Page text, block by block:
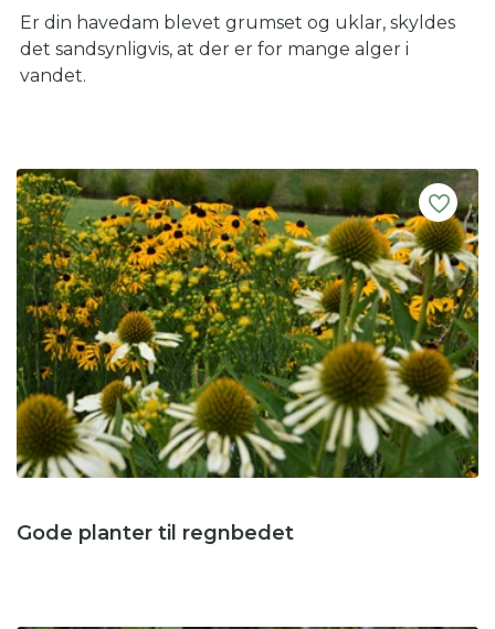
Er din havedam blevet grumset og uklar, skyldes
det sandsynligvis, at der er for mange alger i
vandet.
Gode planter til regnbedet